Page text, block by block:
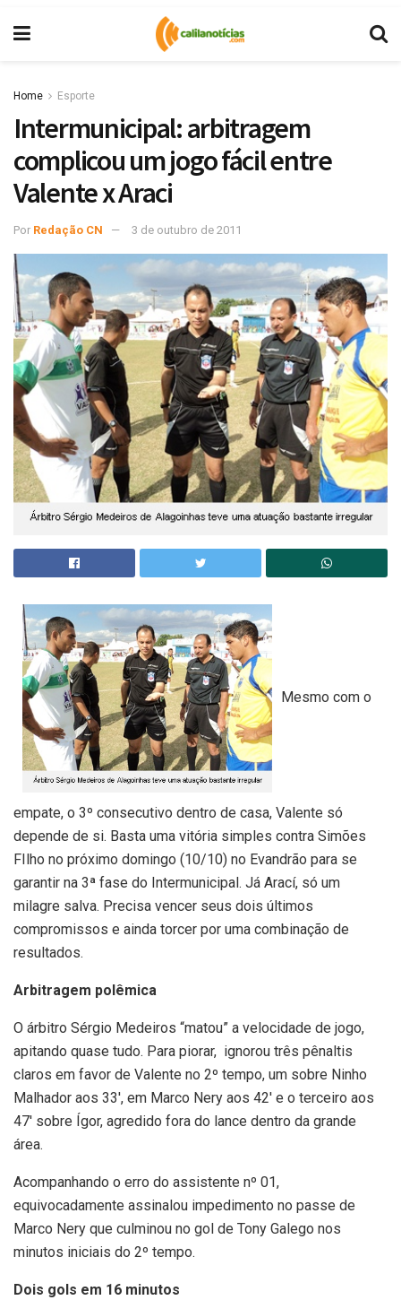
Home Esporte
Intermunicipal: arbitragem
complicou um jogo fácil entre
Valente x Araci
Por Redação CN 3 de outubro de 2011
Mesmo com o
empate, o 3º consecutivo dentro de casa, Valente só
depende de si. Basta uma vitória simples contra Simões
FIlho no próximo domingo (10/10) no Evandrão para se
garantir na 3ª fase do Intermunicipal. Já Arací, só um
milagre salva. Precisa vencer seus dois últimos
compromissos e ainda torcer por uma combinação de
resultados.
Arbitragem polêmica
O árbitro Sérgio Medeiros “matou” a velocidade de jogo,
apitando quase tudo. Para piorar, ignorou três pênaltis
claros em favor de Valente no 2º tempo, um sobre Ninho
Malhador aos 33′, em Marco Nery aos 42′ e o terceiro aos
47′ sobre Ígor, agredido fora do lance dentro da grande
área.
Acompanhando o erro do assistente nº 01,
equivocadamente assinalou impedimento no passe de
Marco Nery que culminou no gol de Tony Galego nos
minutos iniciais do 2º tempo.
Dois gols em 16 minutos